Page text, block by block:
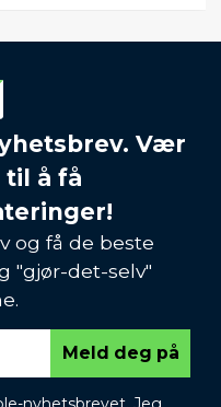
Vær
å få
og få de beste
"gjør-det-selv"
Meld deg på